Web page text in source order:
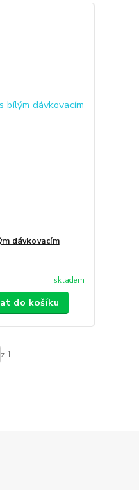
dávkovacím
skladem
do košíku
z 1